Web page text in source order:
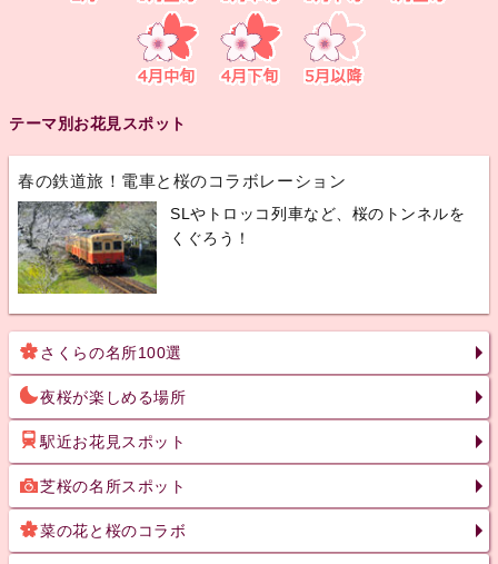
テーマ別お花見スポット
春の鉄道旅！電車と桜のコラボレーション
SLやトロッコ列車など、桜のトンネルを
くぐろう！
さくらの名所100選
夜桜が楽しめる場所
駅近お花見スポット
芝桜の名所スポット
菜の花と桜のコラボ